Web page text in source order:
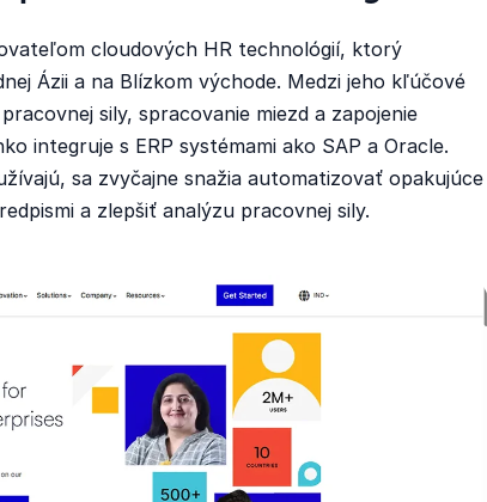
cloudových HR technológií, ktorý
Ázii a na Blízkom východe. Medzi jeho kľúčové
sily, spracovanie miezd a zapojenie
integruje s ERP systémami ako SAP a Oracle.
sa zvyčajne snažia automatizovať opakujúce
a zlepšiť analýzu pracovnej sily.